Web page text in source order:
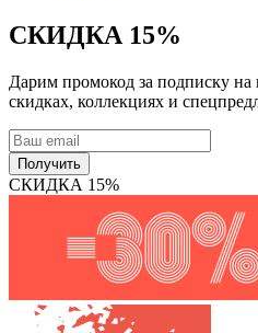
СКИДКА 15%
Дарим промокод за подписку
скидках, коллекциях и
Получить
СКИДКА 15%